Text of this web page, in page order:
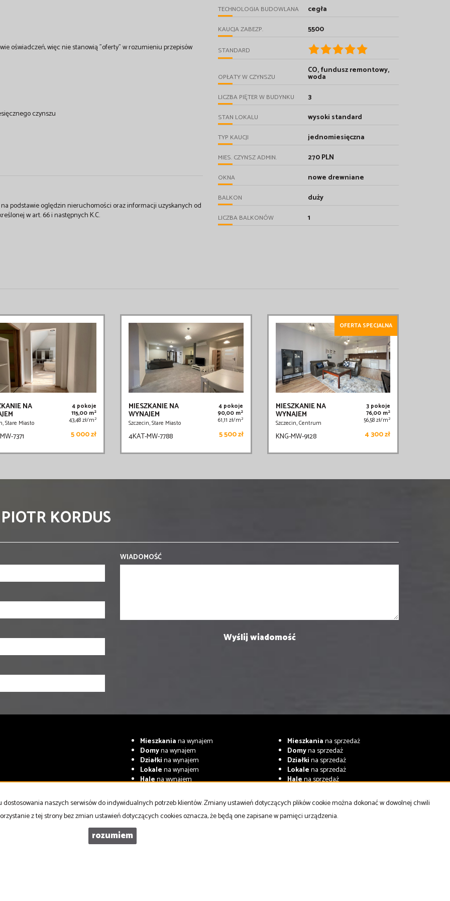
oświadczeń, więc nie stanowią "oferty" w rozumieniu przepisów
czynszu
podstawie oględzin nieruchomości oraz informacji uzyskanych od
w art. 66 i następnych K.C.
TECHNOLOGIA BUDOWLANA cegła
KAUCJA ZABEZP. 5500
STANDARD
OPŁATY W CZYNSZU
CO, fundusz remontowy,
woda
LICZBA PIĘTER W BUDYNKU 3
STAN LOKALU wysoki standard
TYP KAUCJI jednomiesięczna
MIES. CZYNSZ ADMIN. 270 PLN
OKNA nowe drewniane
BALKON duży
LICZBA BALKONÓW 1
NA
Stare Miasto
4 pokoje
115,00 m2
43,48 zł/m2
7371 5 000 zł
MIESZKANIE NA
WYNAJEM
Szczecin, Stare Miasto
4 pokoje
90,00 m2
61,11 zł/m2
4KAT-MW-7788 5 500 zł
OFERTA SPECJALNA
MIESZKANIE NA
WYNAJEM
Szczecin, Centrum
3 pokoje
76,00 m2
56,58 zł/m2
KNG-MW-9128 4 300 zł
KORDUS
WIADOMOŚĆ
Mieszkaniana wynajem
Domyna wynajem
Działkina wynajem
Lokalena wynajem
Halena wynajem
Współpracujemy zadresowo.pl
Mieszkaniana sprzedaż
Domyna sprzedaż
Działkina sprzedaż
Lokalena sprzedaż
Halena sprzedaż
naszych serwisów do indywidualnych potrzeb klientów. Zmiany ustawień dotyczących plików cookie można dokonać w dowolnej chwili
z tej strony bez zmian ustawień dotyczących cookies oznacza, że będą one zapisane w pamięci urządzenia.
rozumiem